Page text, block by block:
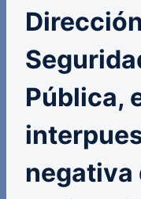
Pública,
negativa